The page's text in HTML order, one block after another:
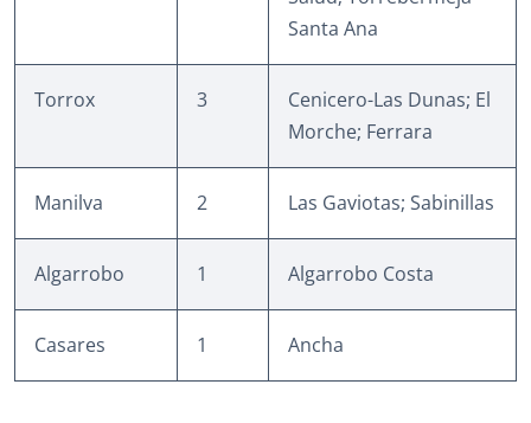
Santa Ana
Torrox 3
Cenicero-Las Dunas; El
Morche; Ferrara
Manilva 2 Las Gaviotas; Sabinillas
Algarrobo 1 Algarrobo Costa
Casares 1 Ancha